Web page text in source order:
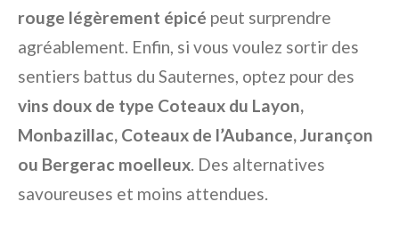
rouge légèrement épicé peut surprendre
agréablement. Enfin, si vous voulez sortir des
sentiers battus du Sauternes, optez pour des
vins doux de type Coteaux du Layon,
Monbazillac, Coteaux de l’Aubance, Jurançon
ou Bergerac moelleux. Des alternatives
savoureuses et moins attendues.